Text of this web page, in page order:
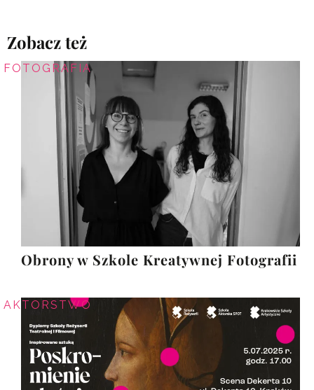
Zobacz też
FOTOGRAFIA
Obrony w Szkole Kreatywnej Fotografii
AKTORSTWO